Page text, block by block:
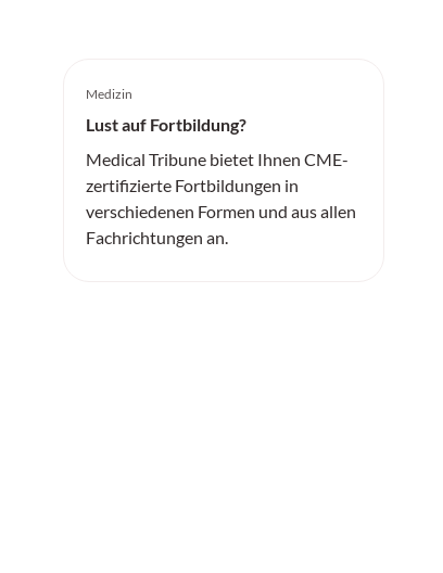
Medizin
Lust auf Fortbildung?
Medical Tribune bietet Ihnen CME-
zertifizierte Fortbildungen in
verschiedenen Formen und aus allen
Fachrichtungen an.